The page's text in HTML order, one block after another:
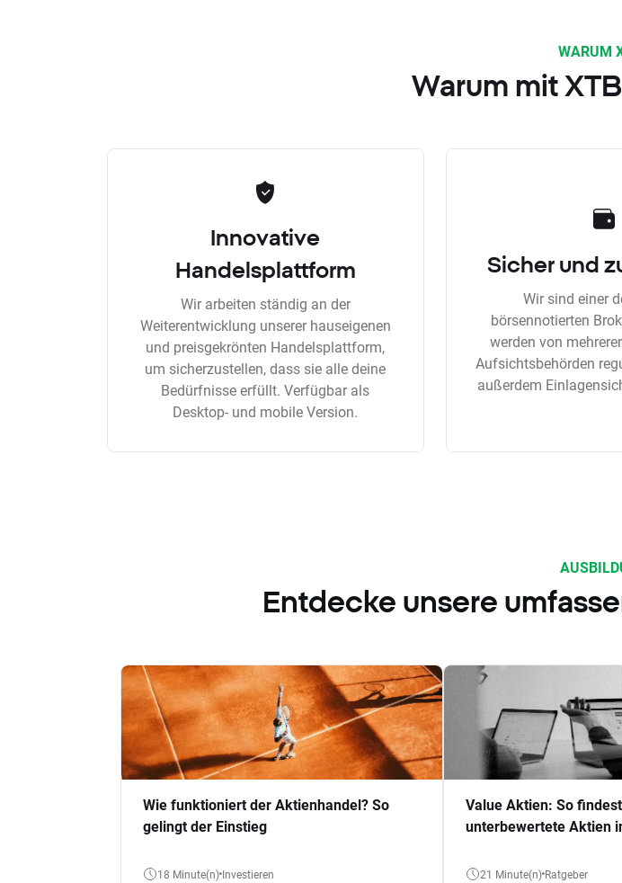
WARUM
Warum mit
Innovative
Handelsplattform
Wir arbeiten ständig an der
Weiterentwicklung unserer hauseigenen
und preisgekrönten Handelsplattform,
um sicherzustellen, dass sie alle deine
Bedürfnisse erfüllt. Verfügbar als
Desktop- und mobile Version.
Sicher und
Wir sind einer
börsennotierten
werden von
Aufsichtsbehörden
außerdem
Entdecke unsere
Wie funktioniert der Aktienhandel? So
gelingt der Einstieg
18 Minute(n) Investieren
Value Aktien: So
unterbewertete Aktien
21 Minute(n) Ratgeber